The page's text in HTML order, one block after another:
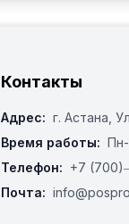
Контакты
Адрес: г. Астана,
Время работы:
Телефон: +7
Почта: